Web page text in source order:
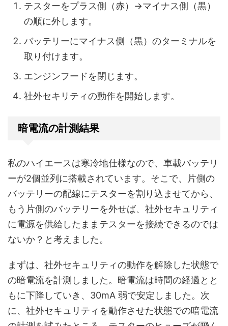
テスターをプラス側（赤）→マイナス側（黒）
の順に外します。
バッテリーにマイナス側（黒）のターミナルを
取り付けます。
エンジンフードを閉じます。
社外セキリティの動作を開始します。
暗電流の計測結果
私のハイエースは寒冷地仕様なので、車載バッテリ
ーが2個並列に搭載されています。そこで、片側の
バッテリーの配線にテスターを割り込ませてから、
もう片側のバッテリーを外せば、社外セキュリティ
に電源を供給したままテスターを接続できるのでは
ないか？と考えました。
まずは、社外セキュリティの動作を解除した状態で
の暗電流を計測しました。暗電流は時間の経過とと
もに下降していき、30mA 弱で安定しました。次
に、社外セキュリティを動作させた状態での暗電流